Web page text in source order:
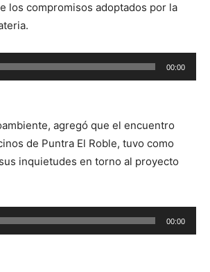
los compromisos adoptados por la
00:00
agregó que el encuentro
de Puntra El Roble, tuvo como
inquietudes en torno al proyecto
00:00